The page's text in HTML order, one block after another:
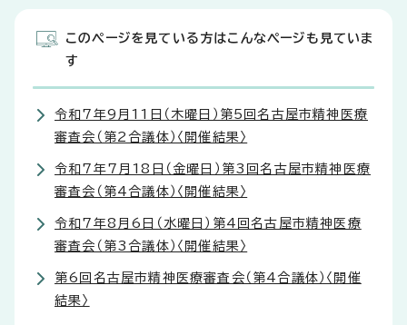
このページを見ている方はこんなページも見ていま
す
令和7年9月11日（木曜日）第5回名古屋市精神医療
審査会（第2合議体）〈開催結果〉
令和7年7月18日（金曜日）第3回名古屋市精神医療
審査会（第4合議体）〈開催結果〉
令和7年8月6日（水曜日）第4回名古屋市精神医療
審査会（第3合議体）〈開催結果〉
第6回名古屋市精神医療審査会（第4合議体）〈開催
結果〉